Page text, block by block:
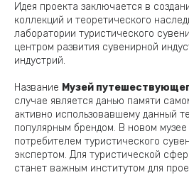
Идея проекта заключается в
коллекций и теоретического
лаборатории туристического
центром развития сувенирной
индустрий.
Название Музей
случае является данью памяти
активно использовавшему данный
популярным брендом. В новом музее
потребителем туристического
экспертом. Для туристической
станет важным институтом для